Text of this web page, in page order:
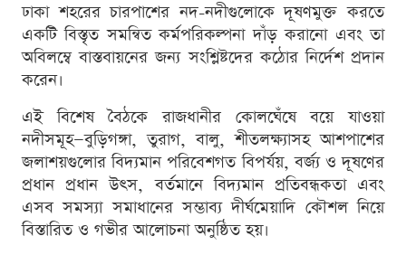
ঢাকা শহরের চারপাশের নদ-নদীগুলোকে দূষণমুক্ত করতে
একটি বিস্তৃত সমন্বিত কর্মপরিকল্পনা দাঁড় করানো এবং তা
অবিলম্বে বাস্তবায়নের জন্য সংশ্লিষ্টদের কঠোর নির্দেশ প্রদান
করেন।
এই বিশেষ বৈঠকে রাজধানীর কোলঘেঁষে বয়ে যাওয়া
নদীসমূহ—বুড়িগঙ্গা, তুরাগ, বালু, শীতলক্ষ্যাসহ আশপাশের
জলাশয়গুলোর বিদ্যমান পরিবেশগত বিপর্যয়, বর্জ্য ও দূষণের
প্রধান প্রধান উৎস, বর্তমানে বিদ্যমান প্রতিবন্ধকতা এবং
এসব সমস্যা সমাধানের সম্ভাব্য দীর্ঘমেয়াদি কৌশল নিয়ে
বিস্তারিত ও গভীর আলোচনা অনুষ্ঠিত হয়।